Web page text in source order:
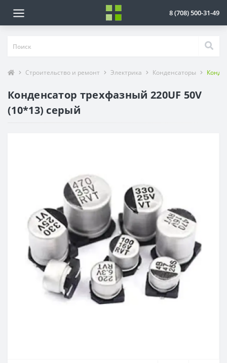
8 (708) 500-31-49
Строительство и ремонт Электрика Конденсаторы
Конденсатор трехфазный 220UF 50V
(10*13) серый